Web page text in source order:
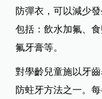
防彈衣，可以減少
包括：飲水加氟、
氟牙膏等。
對學齡兒童施以牙
防蛀牙方法之一。